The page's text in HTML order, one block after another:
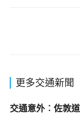
更多交通新聞
交通意外︰佐敦